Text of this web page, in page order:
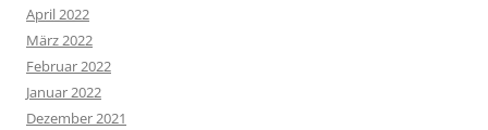
April 2022
März 2022
Februar 2022
Januar 2022
Dezember 2021